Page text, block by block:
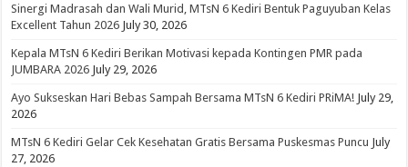
Sinergi Madrasah dan Wali Murid, MTsN 6 Kediri Bentuk Paguyuban Kelas
Excellent Tahun 2026 July 30, 2026
Kepala MTsN 6 Kediri Berikan Motivasi kepada Kontingen PMR pada
JUMBARA 2026 July 29, 2026
Ayo Sukseskan Hari Bebas Sampah Bersama MTsN 6 Kediri PRiMA! July 29,
2026
MTsN 6 Kediri Gelar Cek Kesehatan Gratis Bersama Puskesmas Puncu July
27, 2026